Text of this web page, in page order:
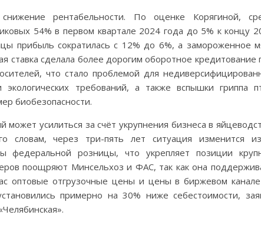
рентабельности. По оценке Корягиной,
54% в первом квартале 2024 года до 5% к концу
прибыль сократилась с 12% до 6%, а замороженное
ставка сделала более дорогим оборотное кредитование
что стало проблемой для
требований, а также вспышки гриппа
биобезопасности.
усилиться за счёт укрупнения бизнеса в
словам, через три-пять лет ситуация изменится
федеральной розницы, что укрепляет позиции
поощряют Минсельхоз и ФАС, так как она
оптовые отгрузочные цены и цены в биржевом
примерно на 30% ниже себестоимости,